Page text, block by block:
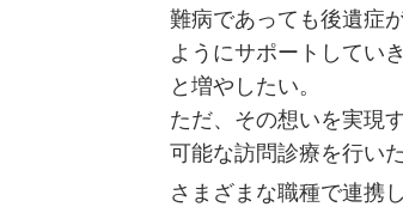
難病であっても後遺症
ようにサポートしてい
と増やしたい。
ただ、その想いを実現
可能な訪問診療を行い
さまざまな職種で連携